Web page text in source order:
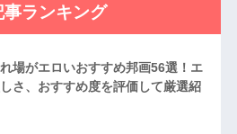
事ランキング
場がエロいおすすめ邦画56選！エ
さ、おすすめ度を評価して厳選紹